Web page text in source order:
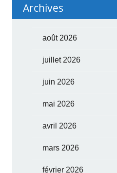
Archives
août 2026
juillet 2026
juin 2026
mai 2026
avril 2026
mars 2026
février 2026